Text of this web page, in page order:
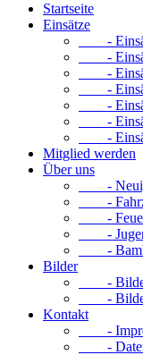
Startseite
Einsätze
-
-
-
-
-
-
-
Mitglied werden
Über uns
-
-
-
-
-
Bilder
- Bilder
- Bilder
Kontakt
-
-